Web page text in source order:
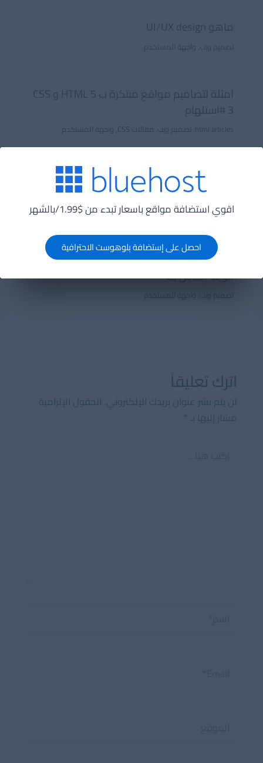
اقوي استضافة مواقع باسعار تبدء من $1.99/بالشهر
احصل على إستضافة بلوهوست الاحترافية
ماهو UI/UX design
تصميم ويب واجهة المستخدم
امثلة لتصاميم مواقع مبتكرة ب HTML 5 و CSS
3 #استلهام
html articles تصميم ويب مقالات CSS واجهة المستخدم
افضل تصاميم مواقع PSD لعام 2016 على
موقع ثيم فورست #استلهام
تصميم ويب,واجهة المستخدم
تصماميم مميزة يمكن استخدمها فى تصميم
الويب الخاص بك
واجهة المستخدم
اترك تعليقاً